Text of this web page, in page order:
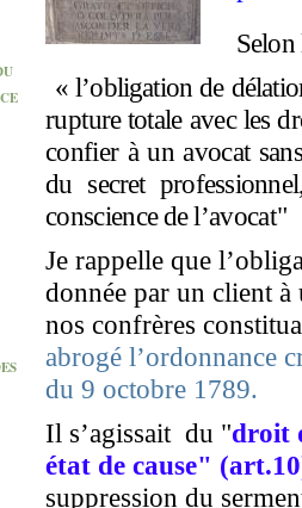
Selon
« l’obligation de délatio
rupture totale avec les dr
confier à un avocat san
du secret professionnel
consciencedel’avocat"
Je rappelle que
donnée par un client
nos confrères
abrogé l’ordonnance
du 9 octobre 1789.
Il s’agissait du "droit
état de cause"
suppression du